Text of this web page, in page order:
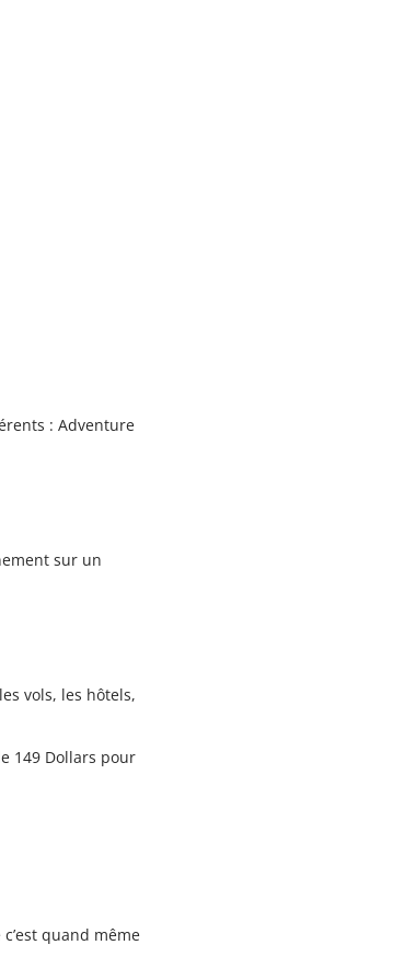
: Adventure
sur un
vols, les hôtels,
149 Dollars pour
quand même